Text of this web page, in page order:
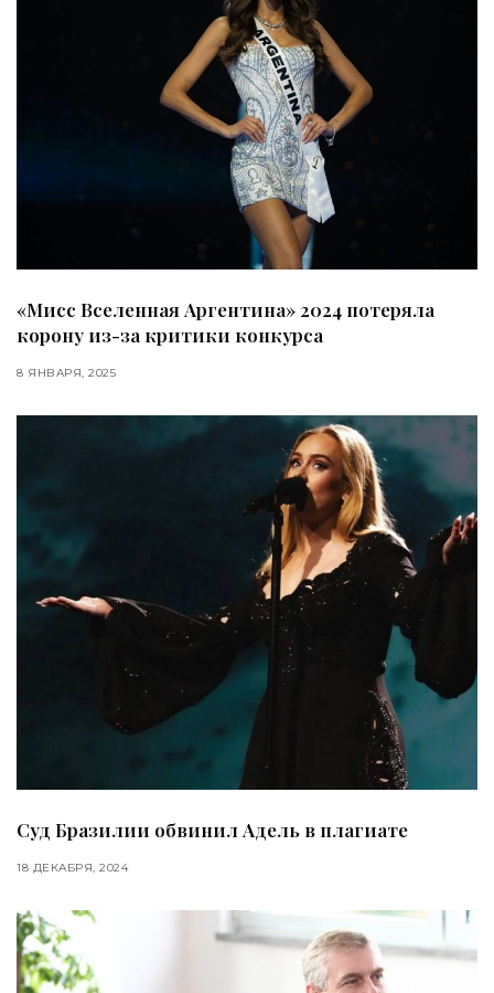
«Мисс Вселенная Аргентина» 2024 потеряла
корону из-за критики конкурса
8 ЯНВАРЯ, 2025
Суд Бразилии обвинил Адель в плагиате
18 ДЕКАБРЯ, 2024